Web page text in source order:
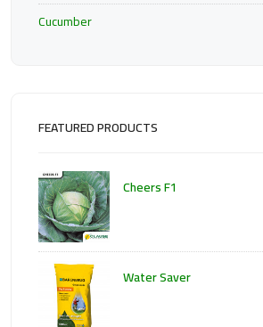
Cucumber
FEATURED PRODUCTS
Cheers F1
Water Saver